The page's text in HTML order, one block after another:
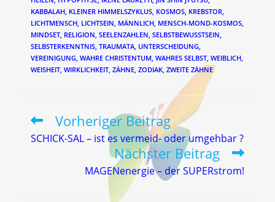
KABBALAH, KLEINER HIMMELSZYKLUS, KOSMOS, KREBSTOR,
LICHTMENSCH, LICHTSEIN, MÄNNLICH, MENSCH-MOND-KOSMOS,
MINDSET, RELIGION, SEELENZAHLEN, SELBSTBEWUSSTSEIN,
SELBSTERKENNTNIS, TRAUMATA, UNTERSCHEIDUNG,
VEREINIGUNG, WAHRE CHRISTENTUM, WAHRES SELBST, WEIBLICH,
WEISHEIT, WIRKLICHKEIT, ZÄHNE, ZODIAK, ZWEITE ZÄHNE
Weitere
ansehen
Vorheriger Beitrag
SCHICK-SAL – ist es vermeid- oder umgehbar ?
Nächster Beitrag
MAGENenergie – der SUPERstrom!